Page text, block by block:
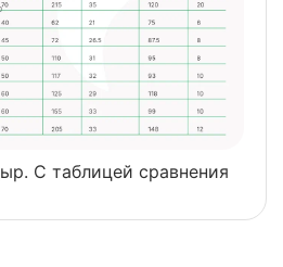
С таблицей сравнения